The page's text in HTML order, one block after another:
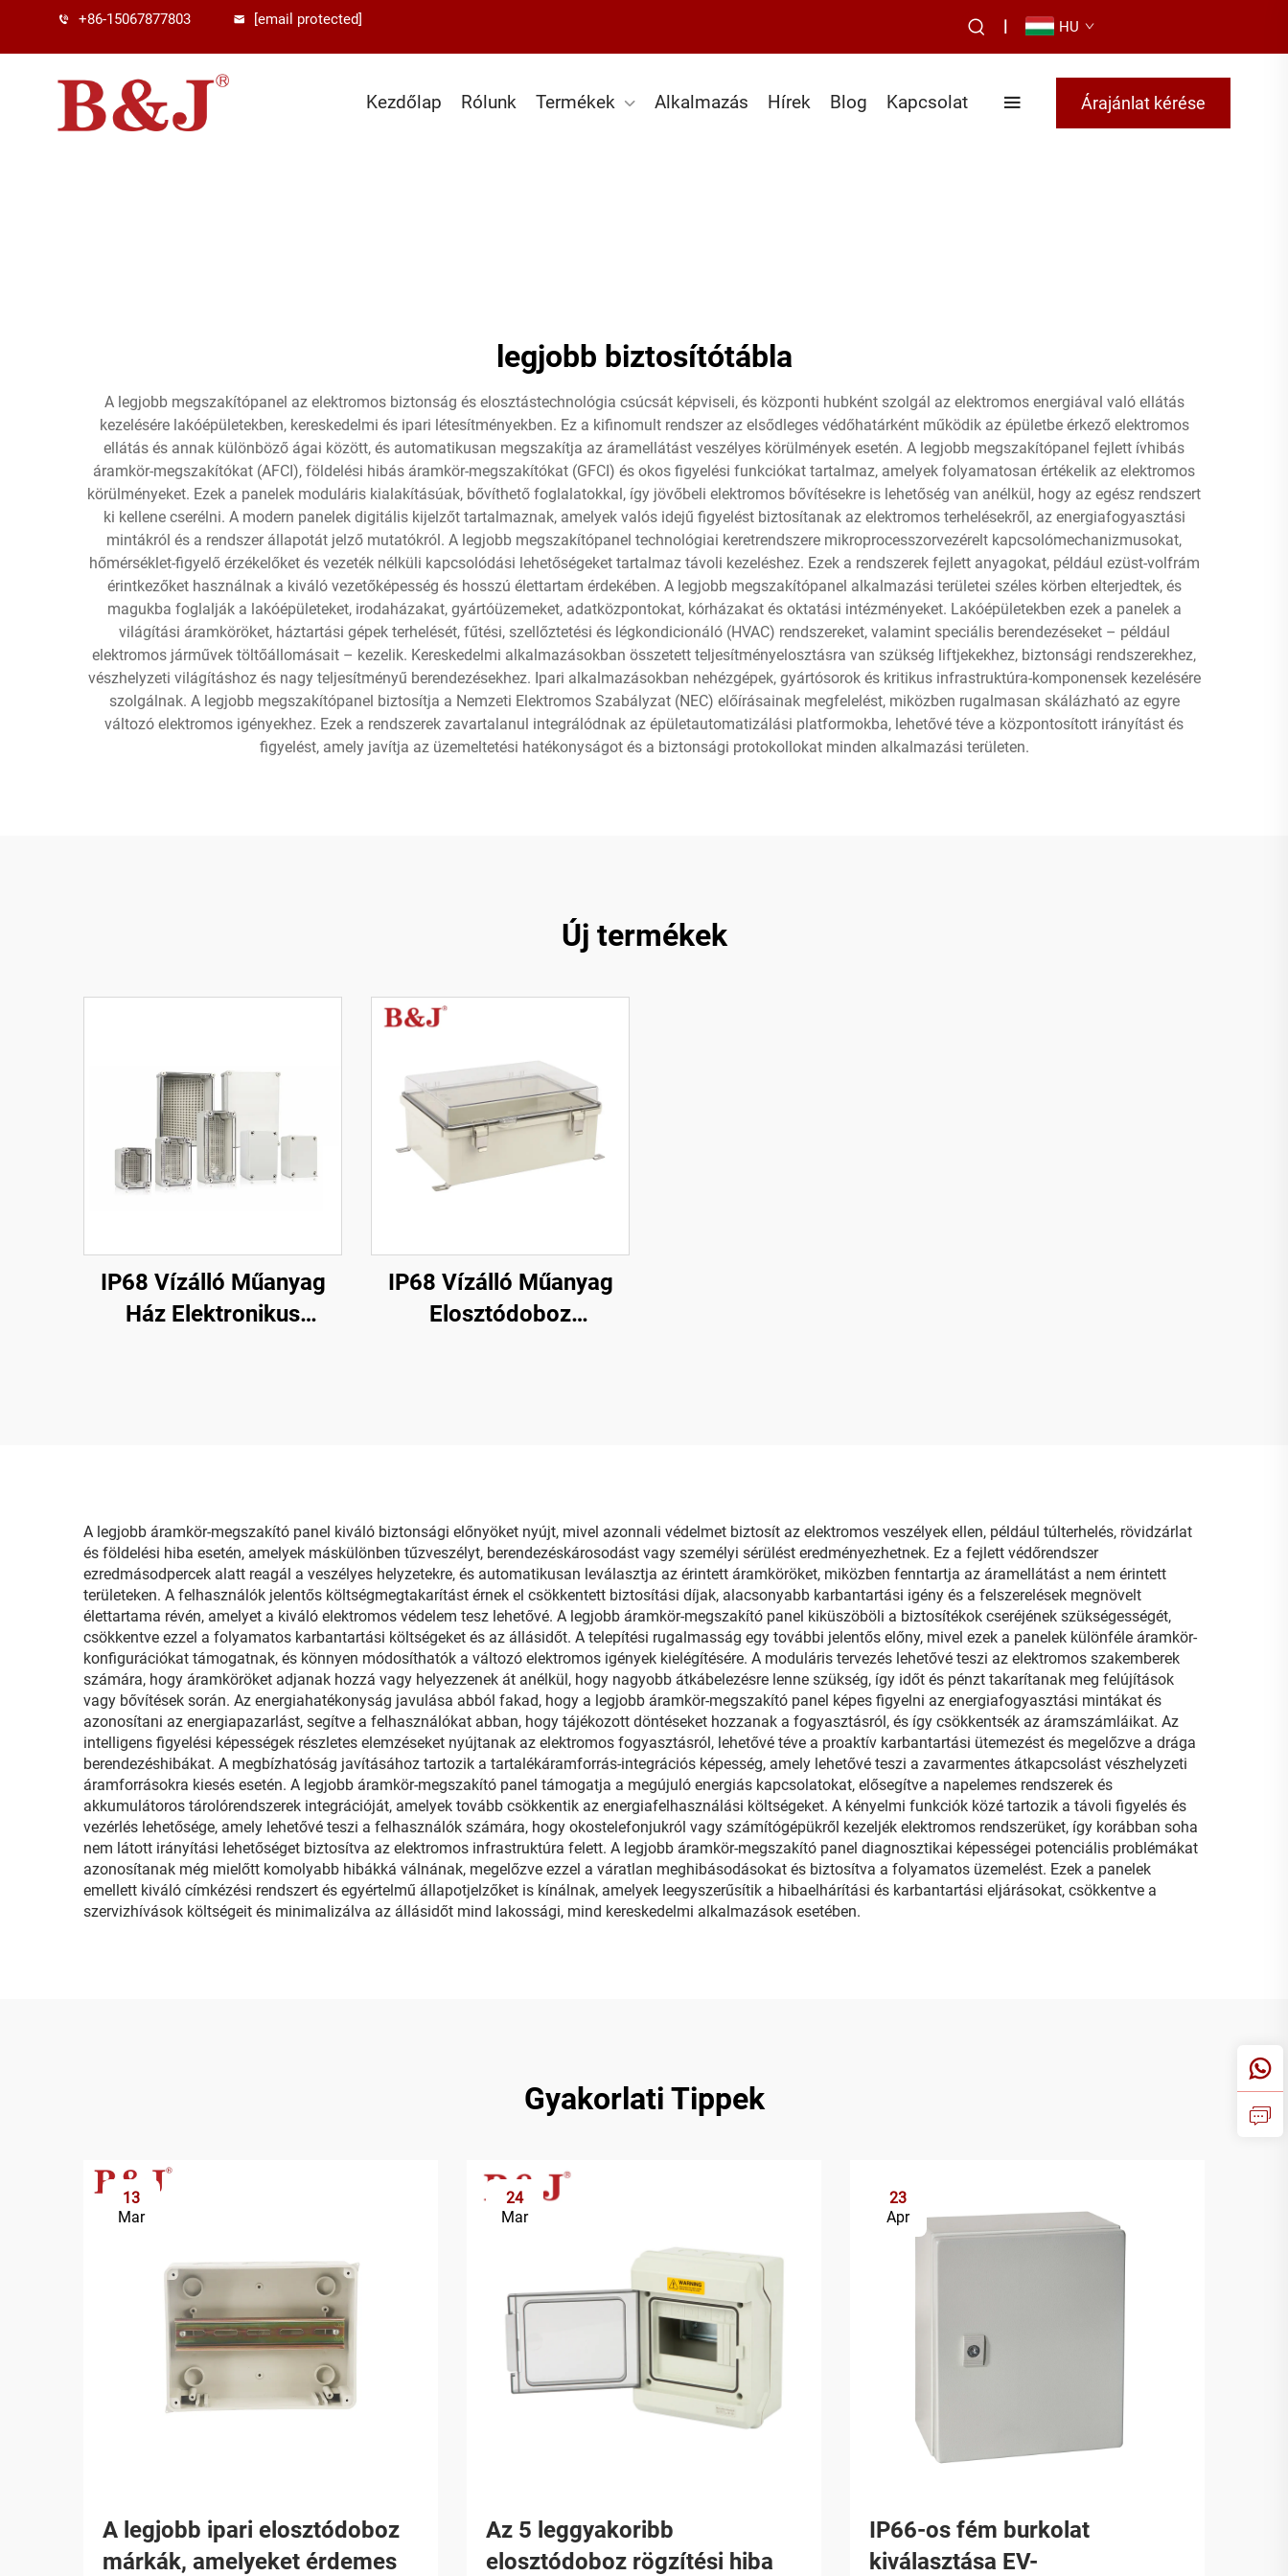
+86-15067877803 [email protected] | HU
Kezdőlap Rólunk Termékek Alkalmazás Hírek Blog Kapcsolat Árajánlat kérése
legjobb biztosítótábla
A legjobb megszakítópanel az elektromos biztonság és elosztástechnológia csúcsát képviseli, és központi hubként szolgál az elektromos energiával való ellátás
kezelésére lakóépületekben, kereskedelmi és ipari létesítményekben. Ez a kifinomult rendszer az elsődleges védőhatárként működik az épületbe érkező elektromos
ellátás és annak különböző ágai között, és automatikusan megszakítja az áramellátást veszélyes körülmények esetén. A legjobb megszakítópanel fejlett ívhibás
áramkör-megszakítókat (AFCI), földelési hibás áramkör-megszakítókat (GFCI) és okos figyelési funkciókat tartalmaz, amelyek folyamatosan értékelik az elektromos
körülményeket. Ezek a panelek moduláris kialakításúak, bővíthető foglalatokkal, így jövőbeli elektromos bővítésekre is lehetőség van anélkül, hogy az egész rendszert
ki kellene cserélni. A modern panelek digitális kijelzőt tartalmaznak, amelyek valós idejű figyelést biztosítanak az elektromos terhelésekről, az energiafogyasztási
mintákról és a rendszer állapotát jelző mutatókról. A legjobb megszakítópanel technológiai keretrendszere mikroprocesszorvezérelt kapcsolómechanizmusokat,
hőmérséklet-figyelő érzékelőket és vezeték nélküli kapcsolódási lehetőségeket tartalmaz távoli kezeléshez. Ezek a rendszerek fejlett anyagokat, például ezüst-volfrám
érintkezőket használnak a kiváló vezetőképesség és hosszú élettartam érdekében. A legjobb megszakítópanel alkalmazási területei széles körben elterjedtek, és
magukba foglalják a lakóépületeket, irodaházakat, gyártóüzemeket, adatközpontokat, kórházakat és oktatási intézményeket. Lakóépületekben ezek a panelek a
világítási áramköröket, háztartási gépek terhelését, fűtési, szellőztetési és légkondicionáló (HVAC) rendszereket, valamint speciális berendezéseket – például
elektromos járművek töltőállomásait – kezelik. Kereskedelmi alkalmazásokban összetett teljesítményelosztásra van szükség liftjekekhez, biztonsági rendszerekhez,
vészhelyzeti világításhoz és nagy teljesítményű berendezésekhez. Ipari alkalmazásokban nehézgépek, gyártósorok és kritikus infrastruktúra-komponensek kezelésére
szolgálnak. A legjobb megszakítópanel biztosítja a Nemzeti Elektromos Szabályzat (NEC) előírásainak megfelelést, miközben rugalmasan skálázható az egyre
változó elektromos igényekhez. Ezek a rendszerek zavartalanul integrálódnak az épületautomatizálási platformokba, lehetővé téve a központosított irányítást és
figyelést, amely javítja az üzemeltetési hatékonyságot és a biztonsági protokollokat minden alkalmazási területen.
Új termékek
IP68 Vízálló Műanyag
Ház Elektronikus
IP68 Vízálló Műanyag
Elosztódoboz
A legjobb áramkör-megszakító panel kiváló biztonsági előnyöket nyújt, mivel azonnali védelmet biztosít az elektromos veszélyek ellen, például túlterhelés, rövidzárlat
és földelési hiba esetén, amelyek máskülönben tűzveszélyt, berendezéskárosodást vagy személyi sérülést eredményezhetnek. Ez a fejlett védőrendszer
ezredmásodpercek alatt reagál a veszélyes helyzetekre, és automatikusan leválasztja az érintett áramköröket, miközben fenntartja az áramellátást a nem érintett
területeken. A felhasználók jelentős költségmegtakarítást érnek el csökkentett biztosítási díjak, alacsonyabb karbantartási igény és a felszerelések megnövelt
élettartama révén, amelyet a kiváló elektromos védelem tesz lehetővé. A legjobb áramkör-megszakító panel kiküszöböli a biztosítékok cseréjének szükségességét,
csökkentve ezzel a folyamatos karbantartási költségeket és az állásidőt. A telepítési rugalmasság egy további jelentős előny, mivel ezek a panelek különféle áramkör-
konfigurációkat támogatnak, és könnyen módosíthatók a változó elektromos igények kielégítésére. A moduláris tervezés lehetővé teszi az elektromos szakemberek
számára, hogy áramköröket adjanak hozzá vagy helyezzenek át anélkül, hogy nagyobb átkábelezésre lenne szükség, így időt és pénzt takarítanak meg felújítások
vagy bővítések során. Az energiahatékonyság javulása abból fakad, hogy a legjobb áramkör-megszakító panel képes figyelni az energiafogyasztási mintákat és
azonosítani az energiapazarlást, segítve a felhasználókat abban, hogy tájékozott döntéseket hozzanak a fogyasztásról, és így csökkentsék az áramszámláikat. Az
intelligens figyelési képességek részletes elemzéseket nyújtanak az elektromos fogyasztásról, lehetővé téve a proaktív karbantartási ütemezést és megelőzve a drága
berendezéshibákat. A megbízhatóság javításához tartozik a tartalékáramforrás-integrációs képesség, amely lehetővé teszi a zavarmentes átkapcsolást vészhelyzeti
áramforrásokra kiesés esetén. A legjobb áramkör-megszakító panel támogatja a megújuló energiás kapcsolatokat, elősegítve a napelemes rendszerek és
akkumulátoros tárolórendszerek integrációját, amelyek tovább csökkentik az energiafelhasználási költségeket. A kényelmi funkciók közé tartozik a távoli figyelés és
vezérlés lehetősége, amely lehetővé teszi a felhasználók számára, hogy okostelefonjukról vagy számítógépükről kezeljék elektromos rendszerüket, így korábban soha
nem látott irányítási lehetőséget biztosítva az elektromos infrastruktúra felett. A legjobb áramkör-megszakító panel diagnosztikai képességei potenciális problémákat
azonosítanak még mielőtt komolyabb hibákká válnának, megelőzve ezzel a váratlan meghibásodásokat és biztosítva a folyamatos üzemelést. Ezek a panelek
emellett kiváló címkézési rendszert és egyértelmű állapotjelzőket is kínálnak, amelyek leegyszerűsítik a hibaelhárítási és karbantartási eljárásokat, csökkentve a
szervizhívások költségeit és minimalizálva az állásidőt mind lakossági, mind kereskedelmi alkalmazások esetében.
Gyakorlati Tippek
13
Mar
A legjobb ipari elosztódoboz
márkák, amelyeket érdemes
24
Mar
Az 5 leggyakoribb
elosztódoboz rögzítési hiba
23
Apr
IP66-os fém burkolat
kiválasztása EV-